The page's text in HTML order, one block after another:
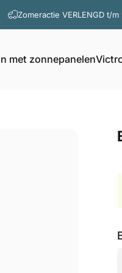
Zomeractie VERLENGD t/
met zonnepanelen